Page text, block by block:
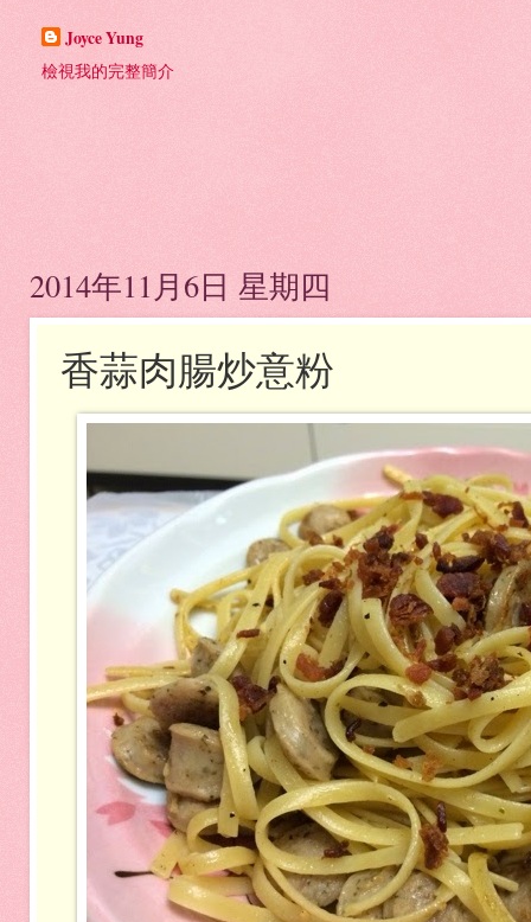
Joyce Yung
檢視我的完整簡介
2014年11月6日 星期四
香蒜肉腸炒意粉